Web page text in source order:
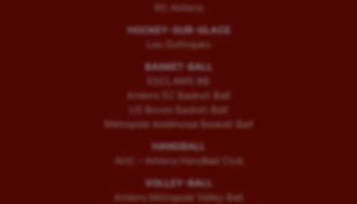
RC Amiens
HOCKEY-SUR-GLACE
Les Gothiques
BASKET-BALL
ESCLAMS BB
Amiens SC Basket-Ball
US Boves Basket-Ball
Métropole Amiénoise Basket-Ball
HANDBALL
AHC – Amiens Handball Club
VOLLEY-BALL
Amiens Métropole Volley Ball